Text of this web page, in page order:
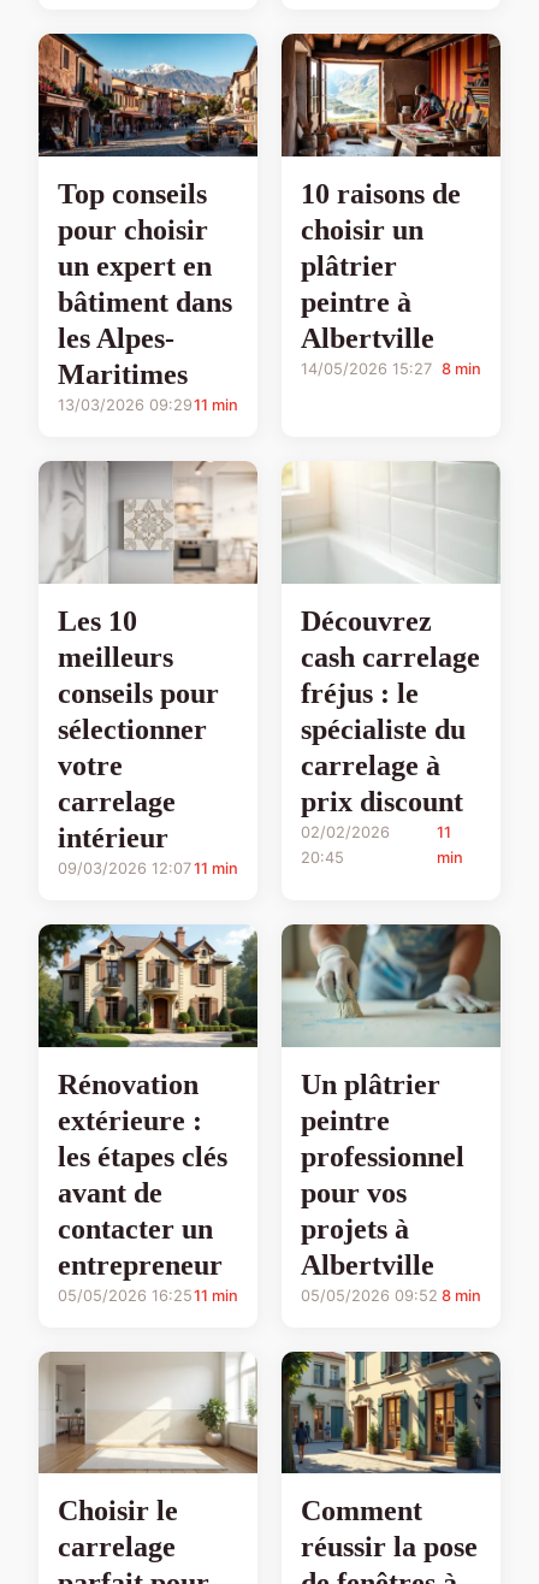
Top conseils
pour choisir
un expert en
bâtiment dans
les Alpes-
Maritimes
13/03/2026 09:2911 min
10 raisons de
choisir un
plâtrier
peintre à
Albertville
14/05/2026 15:27 8 min
Les 10
meilleurs
conseils pour
sélectionner
votre
carrelage
intérieur
09/03/2026 12:0711 min
Découvrez
cash carrelage
fréjus : le
spécialiste du
carrelage à
prix discount
02/02/2026
20:45
11
min
Rénovation
extérieure :
les étapes clés
avant de
contacter un
entrepreneur
05/05/2026 16:2511 min
Un plâtrier
peintre
professionnel
pour vos
projets à
Albertville
05/05/2026 09:52 8 min
Choisir le
carrelage
Comment
réussir la pose